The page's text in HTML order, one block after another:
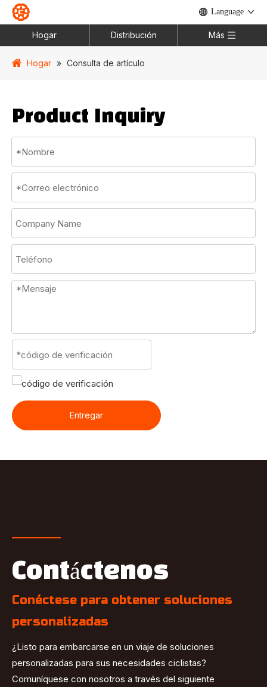
Language
Hogar Distribución Más
Hogar » Consulta de artículo
Product Inquiry
Entregar
Contáctenos
Conéctese para obtener soluciones
personalizadas
¿Listo para embarcarse en un viaje de soluciones
personalizadas para sus necesidades ciclistas?
Comuníquese con nosotros a través del siguiente